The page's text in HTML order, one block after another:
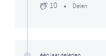
10 Delen